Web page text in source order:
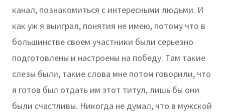
канал, познакомиться с интересными людьми. И
как уж я выиграл, понятия не имею, потому что в
большинстве своем участники были серьезно
подготовлены и настроены на победу. Там такие
слезы были, такие слова мне потом говорили, что
я готов был отдать им этот титул, лишь бы они
были счастливы. Никогда не думал, что в мужской